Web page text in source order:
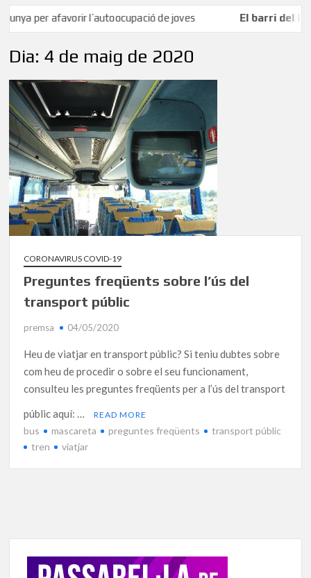
per afavorir l’autoocupació de joves El barri del
Dia: 4 de maig de 2020
CORONAVIRUS COVID-19
Preguntes freqüents sobre l’ús del
transport públic
premsa 04/05/2020
Heu de viatjar en transport públic? Si teniu dubtes sobre
com heu de procedir o sobre el seu funcionament,
consulteu les preguntes freqüents per a l’ús del transport
públic aquí: …
READ MORE
bus mascareta preguntes freqüents
transport públic
tren
viatjar